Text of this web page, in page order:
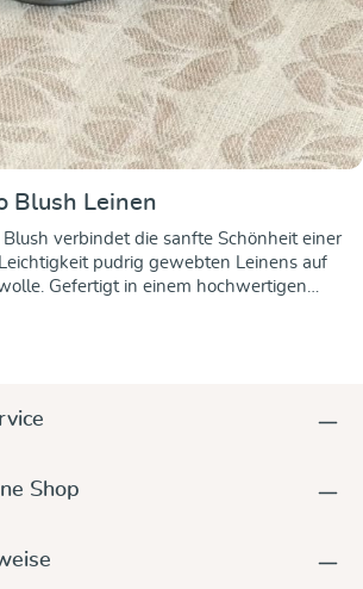
Blush Leinen
Blush verbindet die sanfte Schönheit einer
pudrig gewebten Leinens auf
Gefertigt in einem hochwertigen
Ringsling, der blitzschnell angelegt ist
zu begleiten – stilvoll und bequem von
Shop